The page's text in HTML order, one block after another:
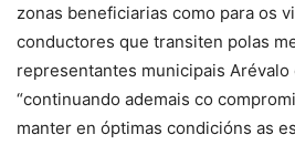
zonas beneficiarias como para os
conductores que transiten polas
representantes municipais Arévalo
“continuando ademais co
manter en óptimas condicións as